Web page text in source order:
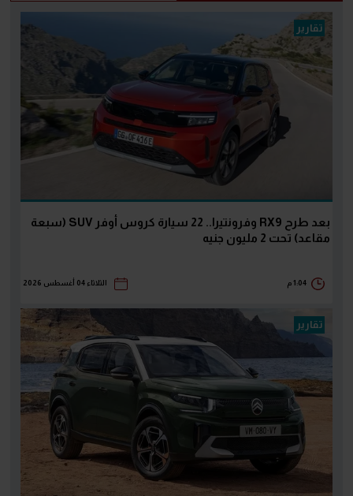
تقارير
بعد طرح RX9 وفرونتيرا.. 22 سيارة كروس أوفر SUV (سبعة
مقاعد) تحت 2 مليون جنيه
1:04 م الثلاثاء 04 أغسطس 2026
تقارير